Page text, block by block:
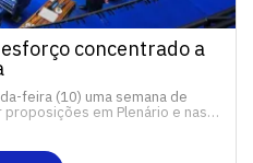
concentrado a
feira (10) uma semana de
em Plenário e nas…